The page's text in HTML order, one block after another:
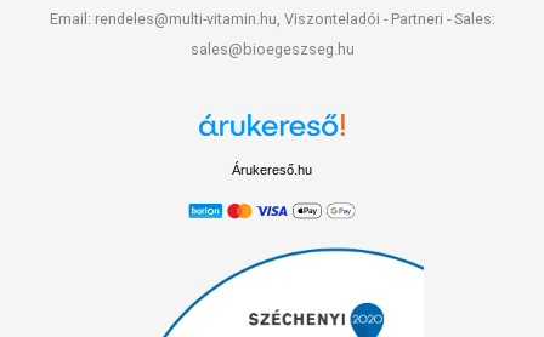
Email: rendeles@multi-vitamin.hu, Viszonteladói - Partneri - Sales:
sales@bioegeszseg.hu
Árukereső.hu